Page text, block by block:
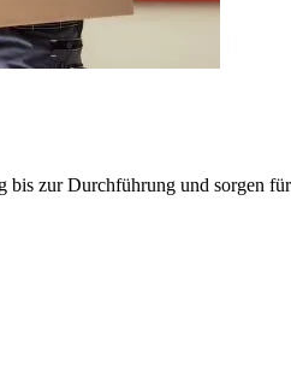
zur Durchführung und sorgen